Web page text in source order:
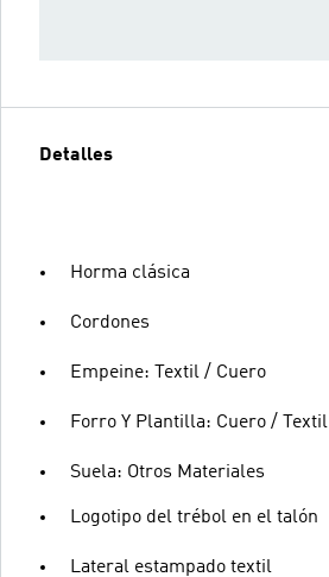
Detalles
Horma clásica
Cordones
Empeine: Textil / Cuero
Forro Y Plantilla: Cuero / Textil
Suela: Otros Materiales
Logotipo del trébol en el talón
Lateral estampado textil